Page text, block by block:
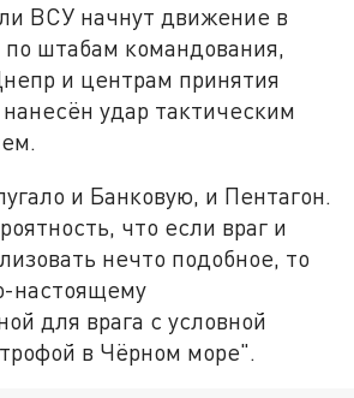
ВСУ начнут движение в
штабам командования,
и центрам принятия
удар тактическим
и Банковую, и Пентагон.
что если враг и
нечто подобное, то
настоящему
для врага с условной
в Чёрном море".